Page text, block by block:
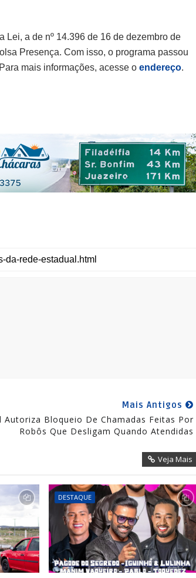
Lei, a de nº 14.396 de 16 de dezembro de
Presença. Com isso, o programa passou
mais informações, acesse o endereço.
Mais Antigos
Autoriza Bloqueio De Chamadas Feitas Por
Robôs Que Desligam Quando Atendidas
Veja Mais
DESTAQUE